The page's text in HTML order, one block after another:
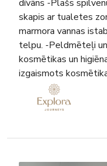
dīvāns -Plašs
skapis ar tualetes
marmora vannas
telpu. -Peldmēteļi
kosmētikas un
izgaismots